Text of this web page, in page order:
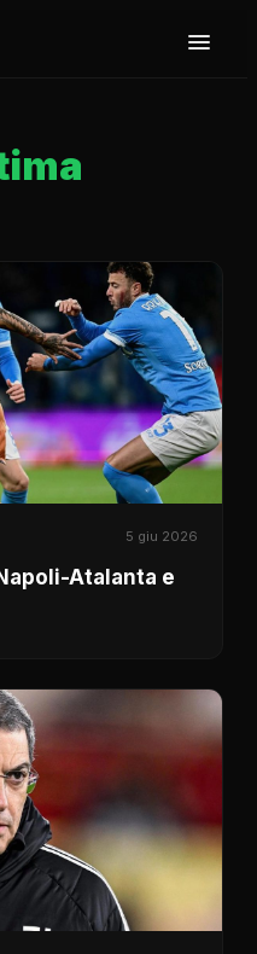
5 giu 2026
Atalanta e